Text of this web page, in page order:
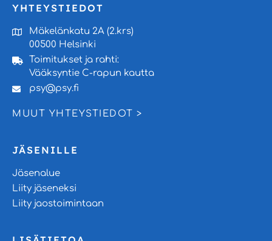
YHTEYSTIEDOT
Mäkelänkatu 2A (2.krs)
00500 Helsinki
Toimitukset ja rahti:
Vääksyntie C-rapun kautta
psy@psy.fi
MUUT YHTEYSTIEDOT >
JÄSENILLE
Jäsenalue
Liity jäseneksi
Liity jaostoimintaan